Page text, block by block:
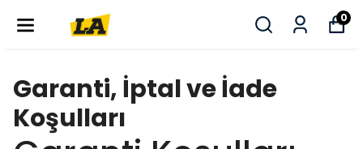
0
Garanti, İptal ve İade
Koşulları